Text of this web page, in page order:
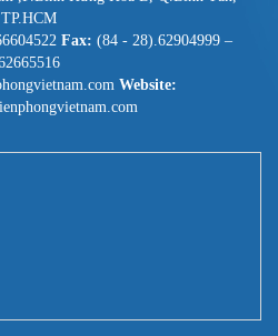
TP.HCM
Fax: (84 - 28).62904999 –
Website: